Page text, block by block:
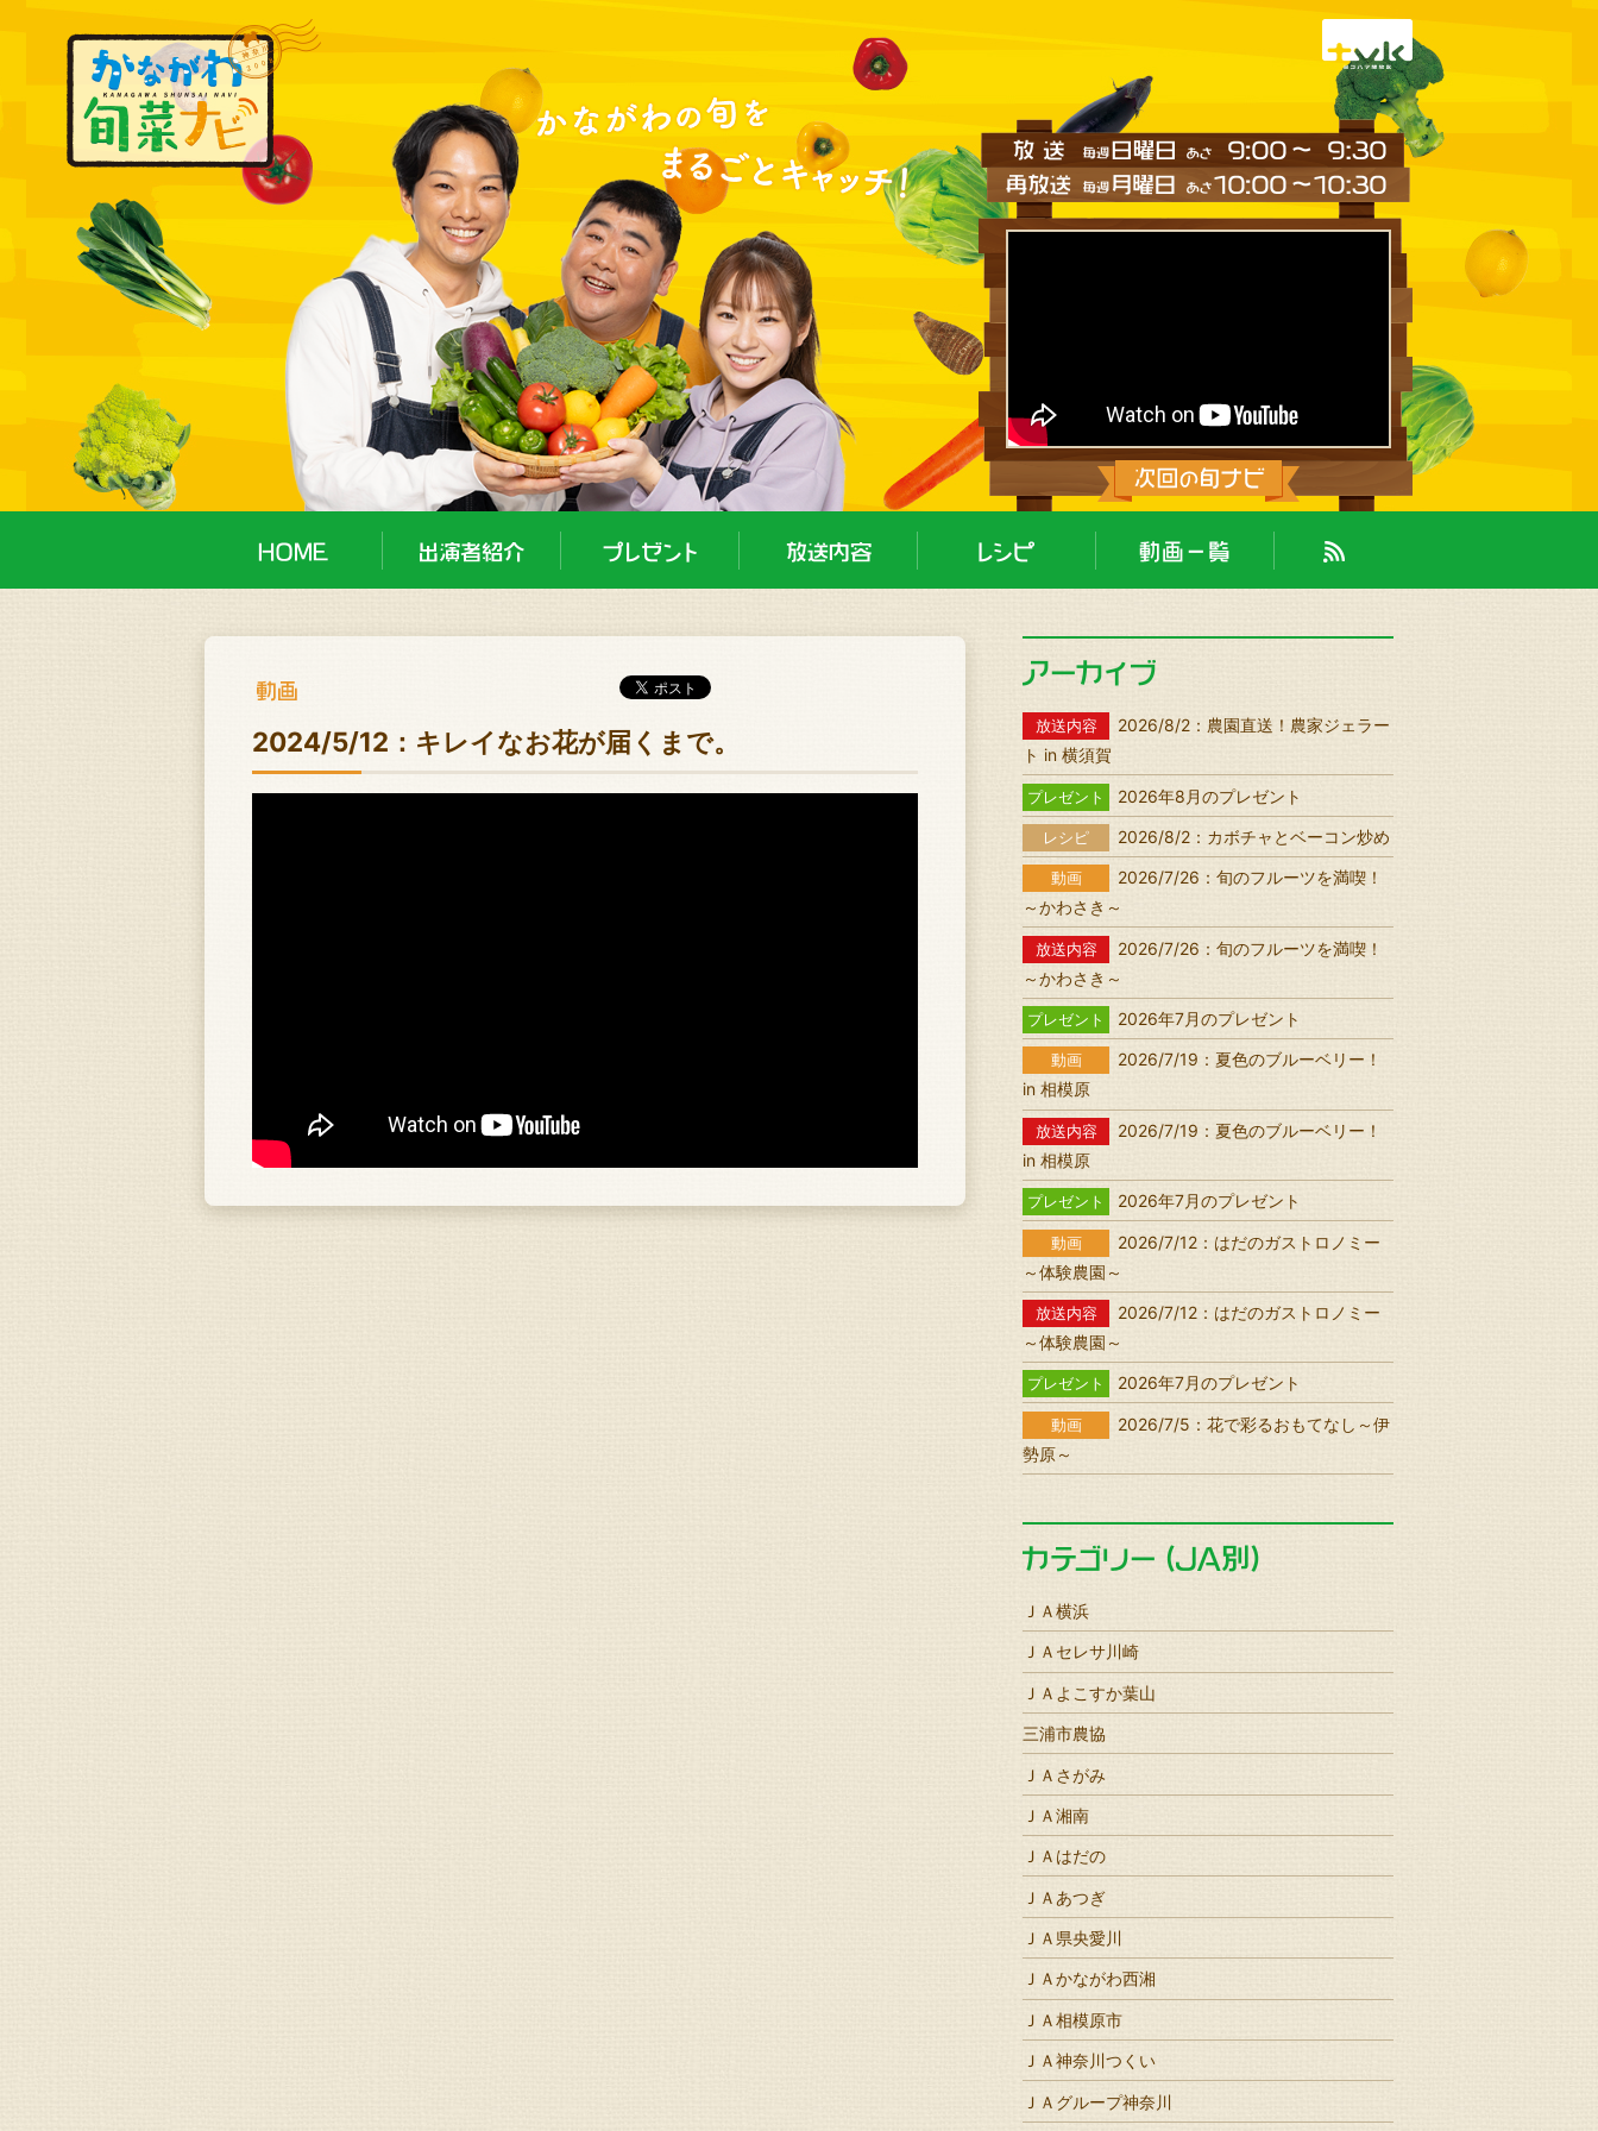
2024/5/12：キレイなお花が届くまで。 放送内容
2026/8/2：農園直送！農家ジェラー
ト in 横須賀
プレゼント 2026年8月のプレゼント
レシピ 2026/8/2：カボチャとベーコン炒め
動画
2026/7/26：旬のフルーツを満喫！
～かわさき～
放送内容
2026/7/26：旬のフルーツを満喫！
～かわさき～
プレゼント 2026年7月のプレゼント
動画
2026/7/19：夏色のブルーベリー！
in 相模原
放送内容
2026/7/19：夏色のブルーベリー！
in 相模原
プレゼント 2026年7月のプレゼント
動画
2026/7/12：はだのガストロノミー
～体験農園～
放送内容
2026/7/12：はだのガストロノミー
～体験農園～
プレゼント 2026年7月のプレゼント
動画
2026/7/5：花で彩るおもてなし～伊
勢原～
ＪＡ横浜
ＪＡセレサ川崎
ＪＡよこすか葉山
三浦市農協
ＪＡさがみ
ＪＡ湘南
ＪＡはだの
ＪＡあつぎ
ＪＡ県央愛川
ＪＡかながわ西湘
ＪＡ相模原市
ＪＡ神奈川つくい
ＪＡグループ神奈川